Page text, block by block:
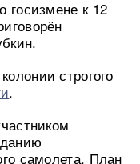
госизмене к 12
строгого
.
самолета. План